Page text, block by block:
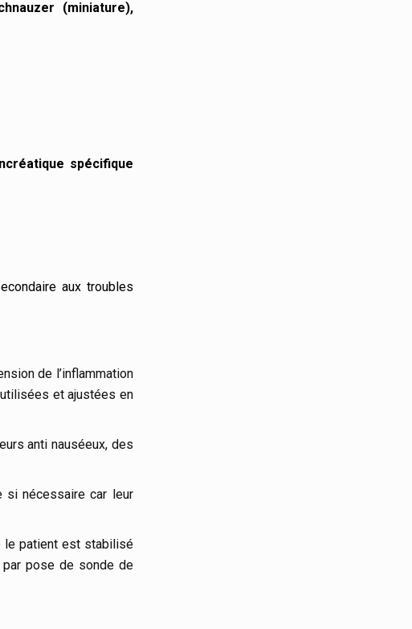
(miniature),
spécifique
aux troubles
de l’inflammation
et ajustées en
anti nauséeux, des
si nécessaire car leur
le patient est stabilisé
par pose de sonde de